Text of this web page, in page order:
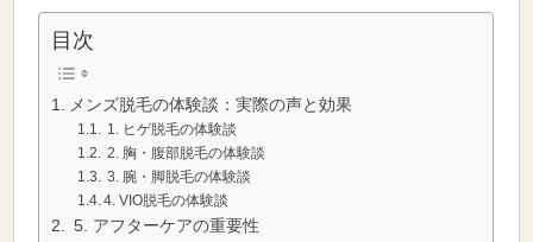
目次
メンズ脱毛の体験談：実際の声と効果
1. ヒゲ脱毛の体験談
2. 胸・腹部脱毛の体験談
3. 腕・脚脱毛の体験談
4. VIO脱毛の体験談
5. アフターケアの重要性